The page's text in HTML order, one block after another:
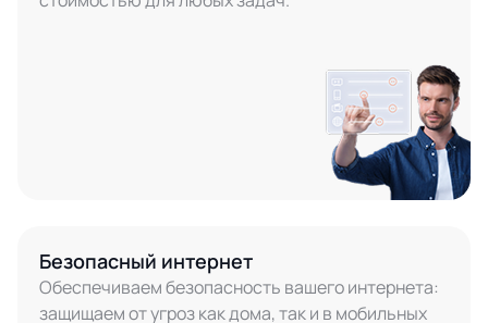
Безопасный интернет
Обеспечиваем безопасность вашего интернета:
защищаем от угроз как дома, так и в мобильных